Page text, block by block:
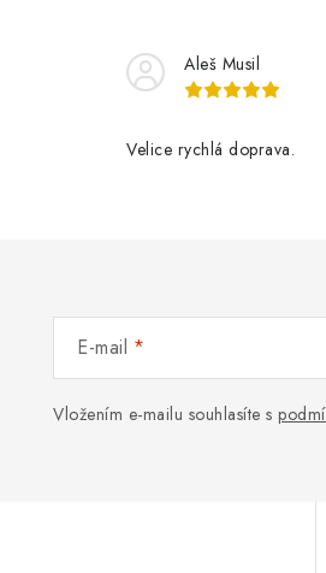
Aleš Musil
Velice rychlá doprava.
E-mail
Vložením e-mailu souhlasíte s